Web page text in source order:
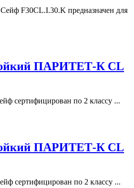
F30CL.I.30.K предназначен для
ПАРИТЕТ-К CL
сертифицирован по 2 классу ...
ПАРИТЕТ-К CL
сертифицирован по 2 классу ...